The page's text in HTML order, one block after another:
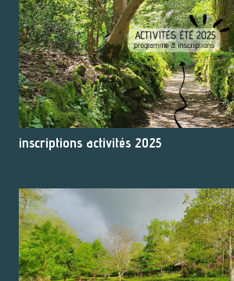
inscriptions activités 2025